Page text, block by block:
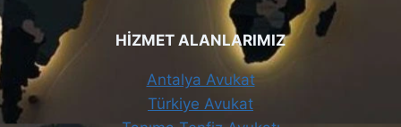
HİZMET ALANLARIMIZ
Antalya Avukat
Türkiye Avukat